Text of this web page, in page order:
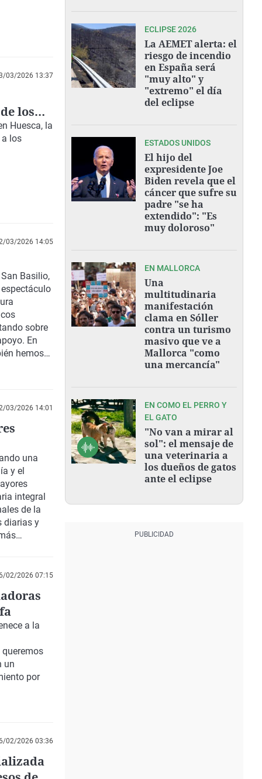
03/2026 13:37
los
Huesca, la
los
03/2026 14:05
Basilio,
sobre
En
hemos
03/2026 14:01
una
y el
integral
de la
diarias y
02/2026 07:15
a la
queremos
un
por
02/2026 03:36
ECLIPSE 2026
La AEMET alerta: el
riesgo de incendio
en España será
"muy alto" y
"extremo" el día
del eclipse
ESTADOS UNIDOS
El hijo del
expresidente Joe
Biden revela que el
cáncer que sufre su
padre "se ha
extendido": "Es
muy doloroso"
EN MALLORCA
Una
multitudinaria
manifestación
clama en Sóller
contra un turismo
masivo que ve a
Mallorca "como
una mercancía"
EN COMO EL PERRO Y
EL GATO
"No van a mirar al
sol": el mensaje de
una veterinaria a
los dueños de gatos
ante el eclipse